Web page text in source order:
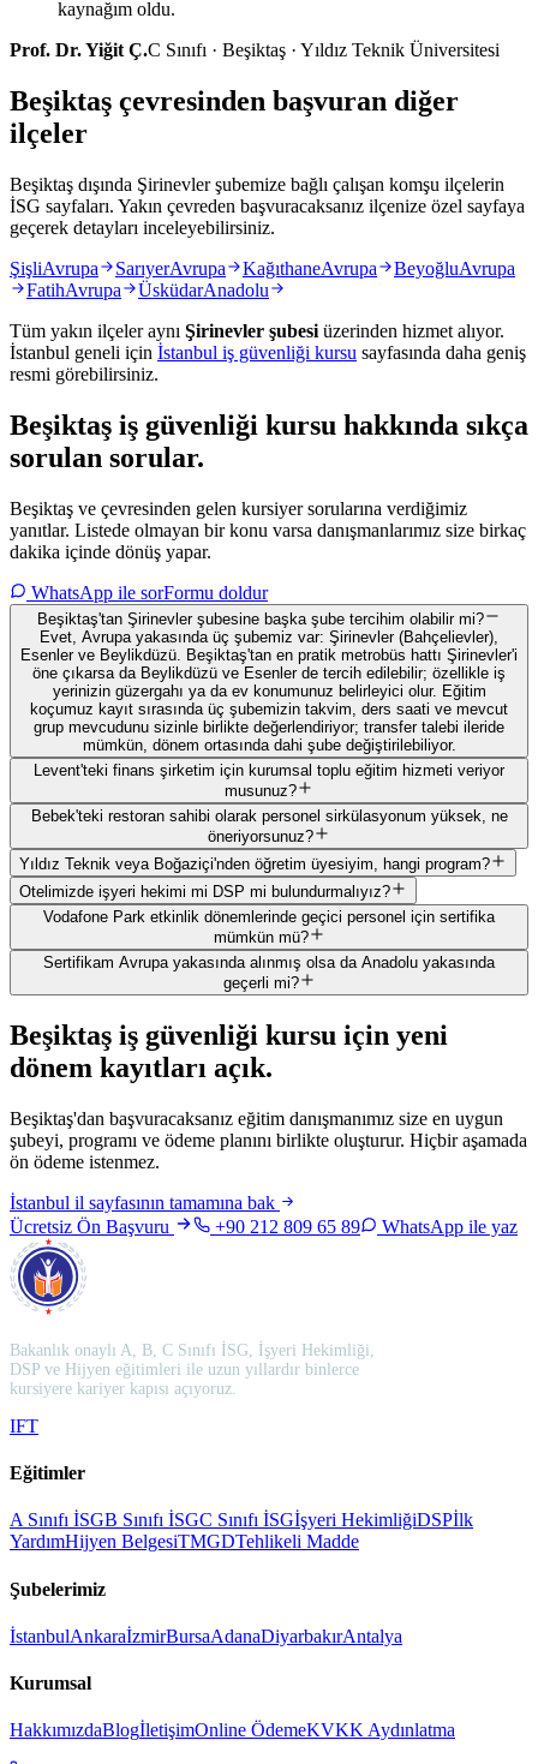
kaynağım oldu.
Prof. Dr. Yiğit Ç.C Sınıfı · Beşiktaş · Yıldız Teknik Üniversitesi
Beşiktaş çevresinden başvuran diğer
ilçeler
Beşiktaş dışında Şirinevler şubemize bağlı çalışan komşu ilçelerin
İSG sayfaları. Yakın çevreden başvuracaksanız ilçenize özel sayfaya
geçerek detayları inceleyebilirsiniz.
ŞişliAvrupa SarıyerAvrupa KağıthaneAvrupa BeyoğluAvrupa
FatihAvrupa ÜsküdarAnadolu
Tüm yakın ilçeler aynı Şirinevler şubesi üzerinden hizmet alıyor.
İstanbul geneli için İstanbul iş güvenliği kursu sayfasında daha geniş
resmi görebilirsiniz.
Beşiktaş iş güvenliği kursu hakkında sıkça
sorulan sorular.
Beşiktaş ve çevresinden gelen kursiyer sorularına verdiğimiz
yanıtlar. Listede olmayan bir konu varsa danışmanlarımız size birkaç
dakika içinde dönüş yapar.
WhatsApp ile sorFormu doldur
Beşiktaş'tan Şirinevler şubesine başka şube tercihim olabilir mi?
Evet, Avrupa yakasında üç şubemiz var: Şirinevler (Bahçelievler),
Esenler ve Beylikdüzü. Beşiktaş'tan en pratik metrobüs hattı Şirinevler'i
öne çıkarsa da Beylikdüzü ve Esenler de tercih edilebilir; özellikle iş
yerinizin güzergahı ya da ev konumunuz belirleyici olur. Eğitim
koçumuz kayıt sırasında üç şubemizin takvim, ders saati ve mevcut
grup mevcudunu sizinle birlikte değerlendiriyor; transfer talebi ileride
mümkün, dönem ortasında dahi şube değiştirilebiliyor.
Levent'teki finans şirketim için kurumsal toplu eğitim hizmeti veriyor
musunuz?
Bebek'teki restoran sahibi olarak personel sirkülasyonum yüksek, ne
öneriyorsunuz?
Yıldız Teknik veya Boğaziçi'nden öğretim üyesiyim, hangi program?
Otelimizde işyeri hekimi mi DSP mi bulundurmalıyız?
Vodafone Park etkinlik dönemlerinde geçici personel için sertifika
mümkün mü?
Sertifikam Avrupa yakasında alınmış olsa da Anadolu yakasında
geçerli mi?
Beşiktaş iş güvenliği kursu için yeni
dönem kayıtları açık.
Beşiktaş'dan başvuracaksanız eğitim danışmanımız size en uygun
şubeyi, programı ve ödeme planını birlikte oluşturur. Hiçbir aşamada
ön ödeme istenmez.
İstanbul il sayfasının tamamına bak
Ücretsiz Ön Başvuru
+90 212 809 65 89 WhatsApp ile yaz
Bakanlık onaylı A, B, C Sınıfı İSG, İşyeri Hekimliği,
DSP ve Hijyen eğitimleri ile uzun yıllardır binlerce
kursiyere kariyer kapısı açıyoruz.
IFT
Eğitimler
A Sınıfı İSGB Sınıfı İSGC Sınıfı İSGİşyeri HekimliğiDSPİlk
YardımHijyen BelgesiTMGDTehlikeli Madde
Şubelerimiz
İstanbulAnkaraİzmirBursaAdanaDiyarbakırAntalya
Kurumsal
HakkımızdaBlogİletişimOnline ÖdemeKVKK Aydınlatma